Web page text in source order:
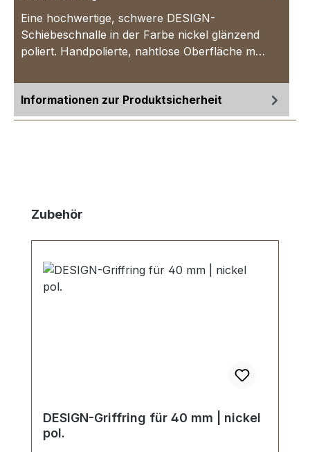
Eine hochwertige, schwere DESIGN-
Schiebeschnalle in der Farbe nickel glänzend
poliert. Handpolierte, nahtlose Oberfläche m…
Informationen zur Produktsicherheit
Produktgalerie überspringen
Zubehör
DESIGN-Griffring für 40 mm | nickel
pol.